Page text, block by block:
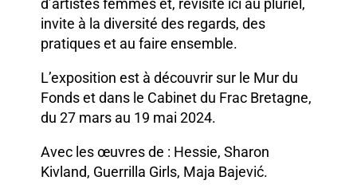
invite à la diversité des regards, des
pratiques et au faire ensemble.
L’exposition est à découvrir sur le Mur du
Fonds et dans le Cabinet du Frac Bretagne,
du 27 mars au 19 mai 2024.
Avec les œuvres de : Hessie, Sharon
Kivland, Guerrilla Girls, Maja Bajević.